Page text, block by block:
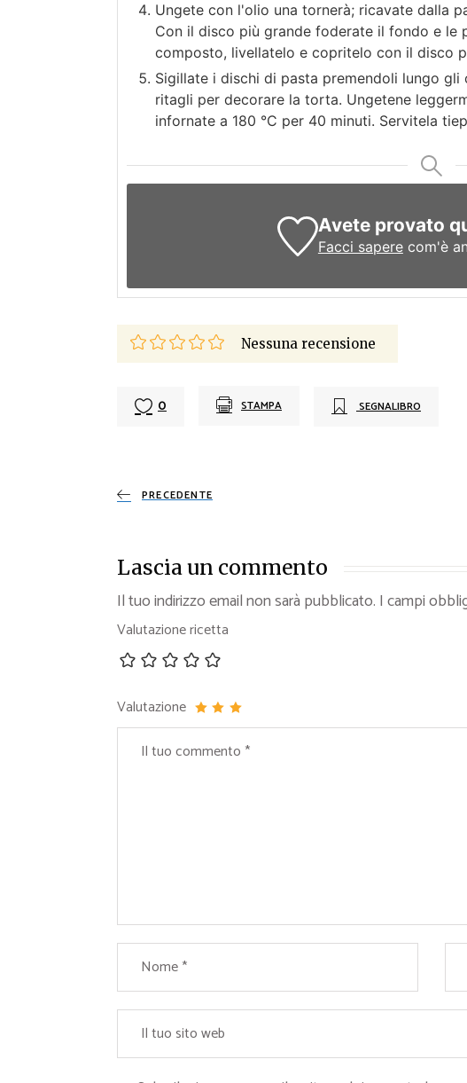
Ungete con l'olio una tornerà; ricavate dalla
Con il disco più grande foderate il fondo e le
composto, livellatelo e copritelo con il disco
Sigillate i dischi di pasta premendoli lungo
ritagli per decorare la torta. Ungetene
infornate a 180 °C per 40 minuti. Servitela
Avete provato
Facci saperecom'è
Nessuna recensione
0 STAMPA SEGNALIBRO
PRECEDENTE
Lascia un commento
Il tuo indirizzo email non sarà pubblicato. I campi
Valutazione ricetta
Valutazione